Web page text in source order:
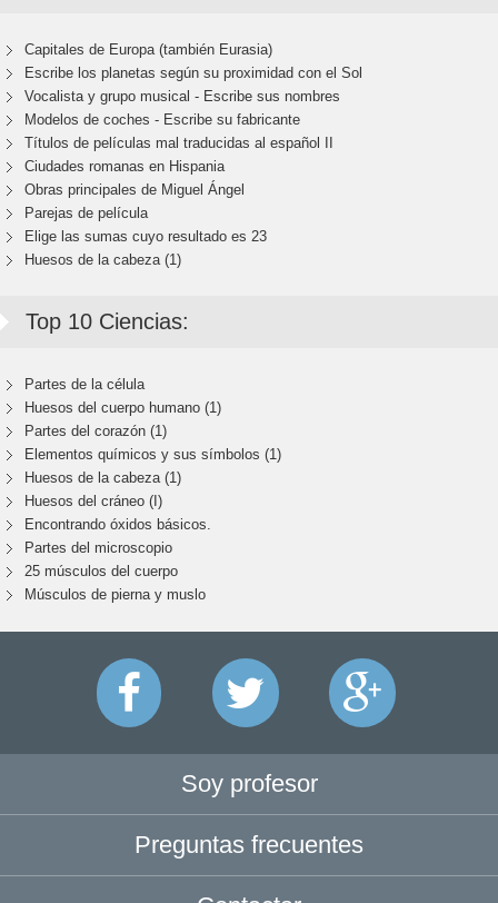
Capitales de Europa (también Eurasia)
Escribe los planetas según su proximidad con el Sol
Vocalista y grupo musical - Escribe sus nombres
Modelos de coches - Escribe su fabricante
Títulos de películas mal traducidas al español II
Ciudades romanas en Hispania
Obras principales de Miguel Ángel
Parejas de película
Elige las sumas cuyo resultado es 23
Huesos de la cabeza (1)
Top 10 Ciencias:
Partes de la célula
Huesos del cuerpo humano (1)
Partes del corazón (1)
Elementos químicos y sus símbolos (1)
Huesos de la cabeza (1)
Huesos del cráneo (I)
Encontrando óxidos básicos.
Partes del microscopio
25 músculos del cuerpo
Músculos de pierna y muslo
Soy profesor
Preguntas frecuentes